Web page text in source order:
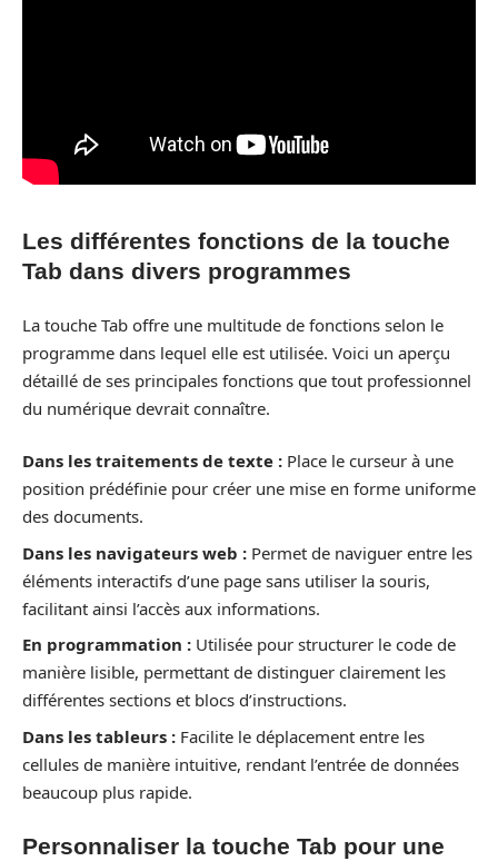
Les différentes fonctions de la touche
Tab dans divers programmes
La touche Tab offre une multitude de fonctions selon le
programme dans lequel elle est utilisée. Voici un aperçu
détaillé de ses principales fonctions que tout professionnel
du numérique devrait connaître.
Dans les traitements de texte : Place le curseur à une
position prédéfinie pour créer une mise en forme uniforme
des documents.
Dans les navigateurs web : Permet de naviguer entre les
éléments interactifs d’une page sans utiliser la souris,
facilitant ainsi l’accès aux informations.
En programmation : Utilisée pour structurer le code de
manière lisible, permettant de distinguer clairement les
différentes sections et blocs d’instructions.
Dans les tableurs : Facilite le déplacement entre les
cellules de manière intuitive, rendant l’entrée de données
beaucoup plus rapide.
Personnaliser la touche Tab pour une